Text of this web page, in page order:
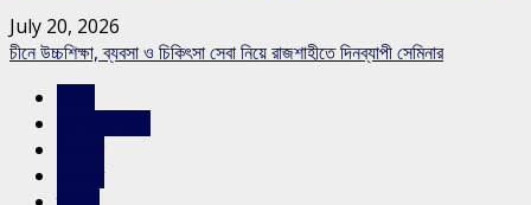
July 20, 2026
চীনে উচ্চশিক্ষা, ব্যবসা ও চিকিৎসা সেবা নিয়ে রাজশাহীতে দিনব্যাপী সেমিনার